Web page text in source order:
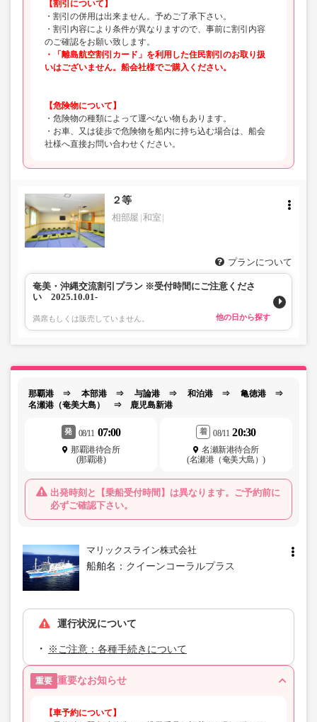
【割引について】
・割引の併用は出来ません。予めご了承下さい。
・割引内容により条件が異なりますので、事前に割引内容
のご確認をお願い致します。
・「離島航空割引カード」を利用した住民割引のお取り扱
いはございません。船会社様でご購入ください。
【危険物について】
・危険物の種類によって運べない物もあります。
・お車、又は徒歩で危険物を船内に持ち込む場合は、船会
社様へ直接お問い合わせください。
２等
相部屋 和室
プランについて
奄美・沖縄交流割引プラン ※受付時間にご注意くださ
い 2025.10.01-
満席もしくは販売していません。 他の日から探す
那覇港 ⇒ 本部港 ⇒ 与論港 ⇒ 和泊港 ⇒ 亀徳港 ⇒
名瀬港（奄美大島） ⇒ 鹿児島新港
発 08/11 07:00
那覇港待合所
(那覇港)
出発時刻と【乗船受付時間】は異なります。ご予約前に
必ずご確認下さい。
着 08/11 20:30
名瀬新港待合所
(名瀬港（奄美大島）)
マリックスライン株式会社
船舶名： クイーンコーラルプラス
運行状況について
※ご注意：各種手続きについて
重要 重要なお知らせ
【車予約について】